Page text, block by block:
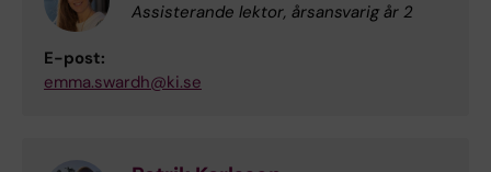
Assisterande lektor, årsansvarig år 2
E-post:
emma.swardh@ki.se